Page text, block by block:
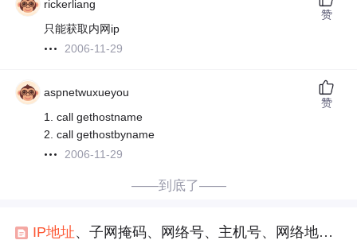
rickerliang
只能获取内网ip
2006-11-29
赞
aspnetwuxueyou
1. call gethostname
2. call gethostbyname
2006-11-29
赞
——到底了——
IP地址、子网掩码、网络号、主机号、网络地址、主机地址、IP段/数字